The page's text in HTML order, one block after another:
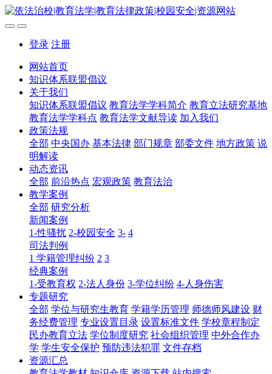
登录 注册
网站首页
知识体系联盟倡议
关于我们
知识体系联盟倡议 教育法学学科简介 教育立法研究基地
教育法学学科点 教育法学文献导读 加入我们
政策法规
全部 中央国办 基本法律 部门规章 部委文件 地方政策 说
明解读
动态资讯
全部 前沿热点 宏观政策 教育法治
教学案例
全部 研究分析
新闻案例
1-性骚扰 2-校园安全 3- 4
司法判例
1 学籍管理纠纷 2 3
经典案例
1-受教育权 2-法人身份 3-学位纠纷 4-人身伤害
专题研究
全部 学位与研究生教育 学籍学历管理 师德师风建设 财
务经费管理 专业设置目录 设置标准文件 学校章程制定
民办教育立法 学位制度研究 社会组织管理 中外合作办
学 学生安全保护 预防违法犯罪 文件存档
资源汇总